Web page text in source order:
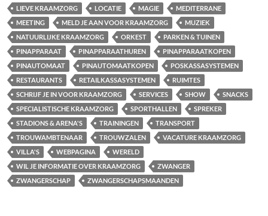
LIEVE KRAAMZORG
LOCATIE MAGIE
MEDITERRANE
MEETING
MELD JE AAN VOOR KRAAMZORG
MUZIEK
NATUURLIJKE KRAAMZORG
ORKEST
PARKEN & TUINEN
PINAPPARAAT
PINAPPARAATHUREN
PINAPPARAATKOPEN
PINAUTOMAAT
PINAUTOMAATKOPEN
POSKASSASYSTEMEN
RESTAURANTS
RETAILKASSASYSTEMEN
RUIMTES
SCHRIJF JE IN VOOR KRAAMZORG
SERVICES SHOW
SNACKS
SPECIALISTISCHE KRAAMZORG
SPORTHALLEN
SPREKER
STADIONS & ARENA'S
TRAININGEN
TRANSPORT
TROUWAMBTENAAR
TROUWZALEN
VACATURE KRAAMZORG
VILLA'S
WEBPAGINA
WERELD
WIL JE INFORMATIE OVER KRAAMZORG
ZWANGER
ZWANGERSCHAP
ZWANGERSCHAPSMAANDEN